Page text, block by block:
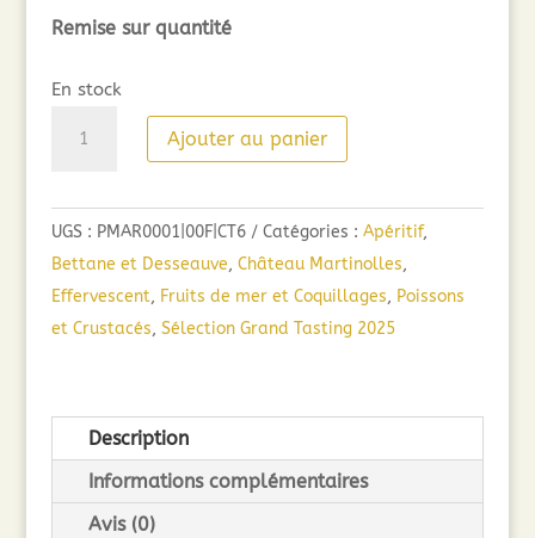
Remise sur quantité
En stock
Extrême
75cl
)
Ajouter au panier
UGS : PMAR0001|00F|CT6 Catégories : Apéritif,
Bettane et Desseauve, Château Martinolles,
Effervescent, Fruits de mer et Coquillages, Poissons
et Crustacés, Sélection Grand Tasting 2025
Description
Informations complémentaires
Avis (0)